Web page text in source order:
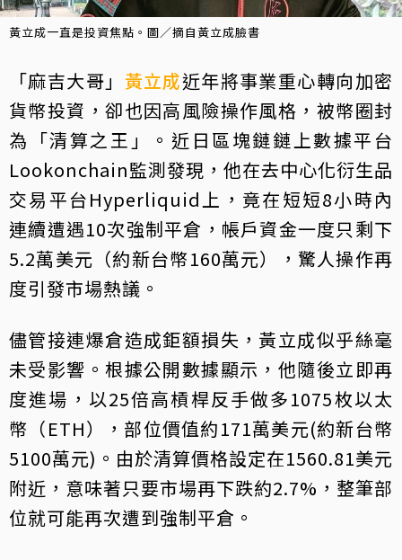
黃立成一直是投資焦點。圖／摘自黃立成臉書
「麻吉大哥」 黃立成近年將事業重心轉向加密
貨幣投資，卻也因高風險操作風格，被幣圈封
為「清算之王」。近日區塊鏈鏈上數據平台
Lookonchain監測發現，他在去中心化衍生品
交易平台Hyperliquid上，竟在短短8小時內
連續遭遇10次強制平倉，帳戶資金一度只剩下
5.2萬美元（約新台幣160萬元），驚人操作再
度引發市場熱議。
儘管接連爆倉造成鉅額損失，黃立成似乎絲毫
未受影響。根據公開數據顯示，他隨後立即再
度進場，以25倍高槓桿反手做多1075枚以太
幣（ETH），部位價值約171萬美元(約新台幣
5100萬元)。由於清算價格設定在1560.81美元
附近，意味著只要市場再下跌約2.7%，整筆部
位就可能再次遭到強制平倉。